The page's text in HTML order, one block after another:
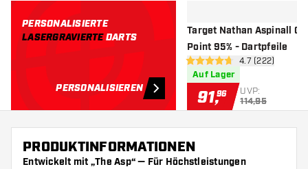
PERSONALISIERTE
LASERGRAVIERTEDARTS
PERSONALISIEREN
Target Nathan Aspinall
Point 95% - Dartpfeile
4.7 Bewertungssterne
4.7 (222)
Auf Lager
91,96 UVP:
114,95
PRODUKTINFORMATIONEN
Entwickelt mit „The Asp“ — Für Höchstleistungen